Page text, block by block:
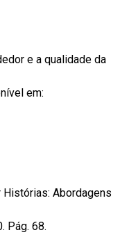
e a qualidade da
em:
Histórias: Abordagens
Pág. 68.